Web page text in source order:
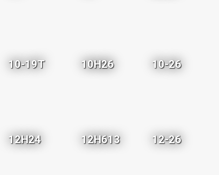
10-19T 10H26 10-26
12H24 12H613 12-26